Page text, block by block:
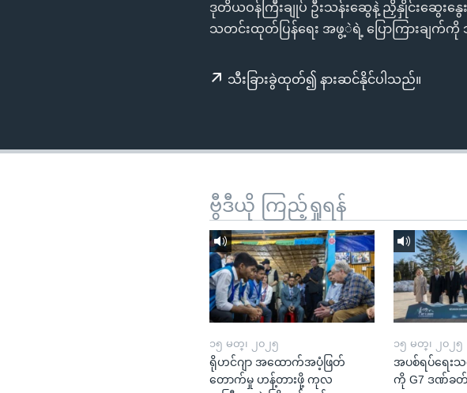
ဒုတိယဝန်ကြီးချုပ် ဦးသန်းဆွေနဲ့ ညှိနှိုင်းဆွေးနွ
သတင်းထုတ်ပြန်ရေး အဖွ့ဲရဲ့ ပြောကြားချက်ကို
သီးခြားခွဲထုတ်၍ နားဆင်နိုင်ပါသည်။
ဗွီဒီယို ကြည့်ရှုရန်
၁၅ မတ္၊ ၂၀၂၅
ရိုဟင်ဂျာ အထောက်အပံ့ဖြတ်
တောက်မှု ဟန့်တားဖို့ ကုလ
၁၅ မတ္၊ ၂၀၂၅
အပစ်ရပ်ရေး
ကို G7 ဒဏ်ခ